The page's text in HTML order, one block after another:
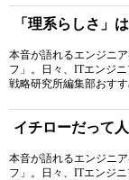
「理系らしさ」
本音が語れるエンジニ
フ」。日々、ITエンジ
戦略研究所編集部おす
イチローだって
本音が語れるエンジニ
フ」。日々、ITエンジ